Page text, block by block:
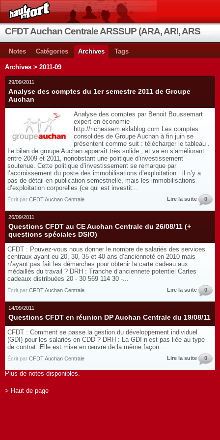
Notes Catégories Archives Tags
Archives > 2011-09
29/09/2011
Analyse des comptes du 1er semestre 2011 de Groupe
Auchan
Analyse des comptes par Benoit Boussemart
expert en économie
http://richessem.eklablog.com Les comptes
consolidés de Groupe Auchan à fin juin se
présentent comme suit : télécharger le tableau .
Le bilan de groupe Auchan apparaît très solide ; et va en s’améliorant
entre 2009 et 2011, nonobstant une politique d’investissement
soutenue. Cette politique d’investissement se remarque par
l’accroissement du poste des immobilisations d’exploitation : il n’y a
pas de détail en publication semestrielle, mais les immobilisations
d’exploitation corporelles (ce qui est investit...
Écrit par CFDT Auchan Centrale Lire la suite 0
26/09/2011
Questions CFDT au CE Auchan Centrale du 26/08/11 (+
questions spéciales DSIO)
CFDT : Pouvez-vous nous donner le nombre de salariés des services
centraux ayant eu 20, 30, 35 et 40 ans d’ancienneté en 2010 mais
n’ayant pas fait les démarches pour obtenir la carte cadeau aux
médaillés du travail ? DRH : Tranche d’ancienneté potentiel Cartes
cadeaux distribuées 20 - 30 569 114 30 -...
Écrit par CFDT Auchan Centrale Lire la suite 0
14/09/2011
Questions CFDT en réunion DP Auchan Centrale du 19/08/11
CFDT : Comment se passe la gestion du développement individuel
(GDI) pour les salariés en CDD ? DRH : La GDI n’est pas liée au type
de contrat. Elle est mise en œuvre de la même façon...
Écrit par CFDT Auchan Centrale Lire la suite 0
Plus de notes disponibles.
> Haut de page